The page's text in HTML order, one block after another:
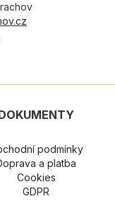
podmínky
a platba
Cookies
GDPR